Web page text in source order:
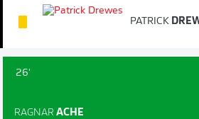
PATRICK
26'
RAGNAR ACHE